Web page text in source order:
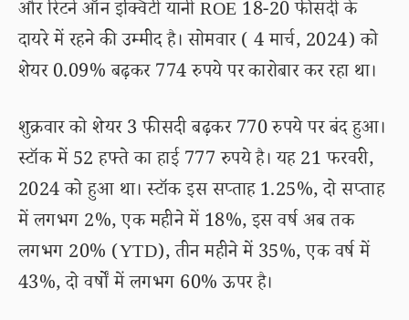
और रिटर्न ऑन इक्विटी यानी ROE 18-20 फीसदी के
दायरे में रहने की उम्मीद है। सोमवार ( 4 मार्च, 2024) को
शेयर 0.09% बढ़कर 774 रुपये पर कारोबार कर रहा था।
शुक्रवार को शेयर 3 फीसदी बढ़कर 770 रुपये पर बंद हुआ।
स्टॉक में 52 हफ्ते का हाई 777 रुपये है। यह 21 फरवरी,
2024 को हुआ था। स्टॉक इस सप्ताह 1.25%, दो सप्ताह
में लगभग 2%, एक महीने में 18%, इस वर्ष अब तक
लगभग 20% (YTD), तीन महीने में 35%, एक वर्ष में
43%, दो वर्षों में लगभग 60% ऊपर है।